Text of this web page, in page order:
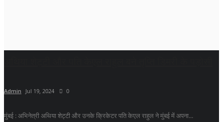
Admin Jul 19, 2024 0
मुंबई : अभिनेत्री अथिया शेट्टी और उनके क्रिकेटर पति केएल राहुल ने मुंबई में अपना...